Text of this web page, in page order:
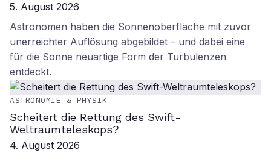
5. August 2026
Astronomen haben die Sonnenoberfläche mit zuvor
unerreichter Auflösung abgebildet – und dabei eine
für die Sonne neuartige Form der Turbulenzen
entdeckt.
ASTRONOMIE & PHYSIK
Scheitert die Rettung des Swift-
Weltraumteleskops?
4. August 2026